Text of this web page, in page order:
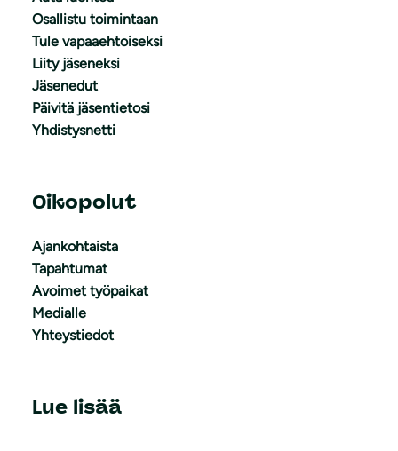
Osallistu toimintaan
Tule vapaaehtoiseksi
Liity jäseneksi
Jäsenedut
Päivitä jäsentietosi
Yhdistysnetti
Oikopolut
Ajankohtaista
Tapahtumat
Avoimet työpaikat
Medialle
Yhteystiedot
Lue lisää